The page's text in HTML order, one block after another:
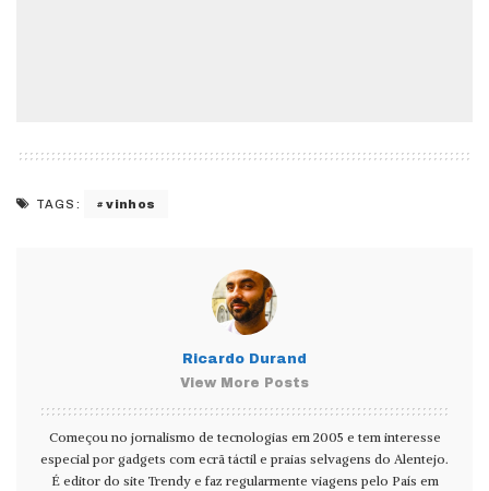
TAGS: vinhos
Ricardo Durand
View More Posts
Começou no jornalismo de tecnologias em 2005 e tem interesse
especial por gadgets com ecrã táctil e praias selvagens do Alentejo.
É editor do site Trendy e faz regularmente viagens pelo País em